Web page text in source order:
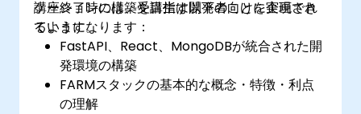
ケーションの構築を目指す開発者向けに企画され
ています。
講座終了時には、受講生は以下のことを実現でき
るようになります：
FastAPI、React、MongoDBが統合された開
発環境の構築
FARMスタックの基本的な概念・特徴・利点
の理解